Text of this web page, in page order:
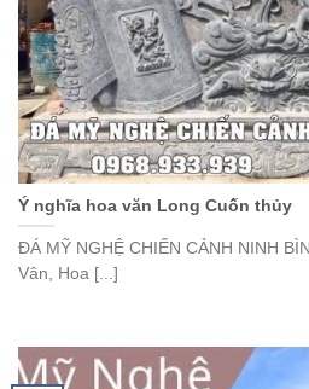
Ý nghĩa hoa văn Long Cuốn thủy
ĐÁ MỸ NGHỆ CHIẾN CẢNH NINH
Vân, Hoa [...]